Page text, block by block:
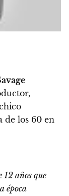
de los 60 en
12 años que
época